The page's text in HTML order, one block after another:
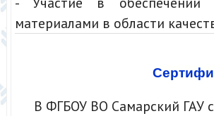
материалами в области
В ФГБОУ ВО Самарский ГАУ